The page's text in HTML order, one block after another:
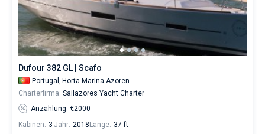
wählen,
Boot
chartern
und
verwalten.
Im
Sailica-
Katalog
der
Charter-
Dufour 382 GL | Scafo
Portugal, Horta Marina-Azoren
Charterfirma: Sailazores Yacht Charter
Anzahlung: €2000
Kabinen: 3 Jahr: 2018 Länge: 37 ft
Bareboat
Kapitan